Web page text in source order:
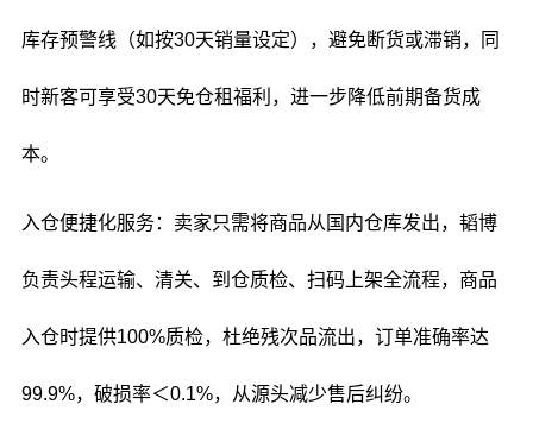
库存预警线（如按30天销量设定），避免断货或滞销，同
时新客可享受30天免仓租福利，进一步降低前期备货成
本。
入仓便捷化服务：卖家只需将商品从国内仓库发出，韬博
负责头程运输、清关、到仓质检、扫码上架全流程，商品
入仓时提供100%质检，杜绝残次品流出，订单准确率达
99.9%，破损率＜0.1%，从源头减少售后纠纷。